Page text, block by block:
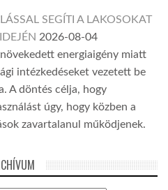
SEGÍTI A LAKOSOKAT
2026-08-04
energiaigény miatt
intézkedéseket vezetett be
A döntés célja, hogy
úgy, hogy közben a
zavartalanul működjenek.